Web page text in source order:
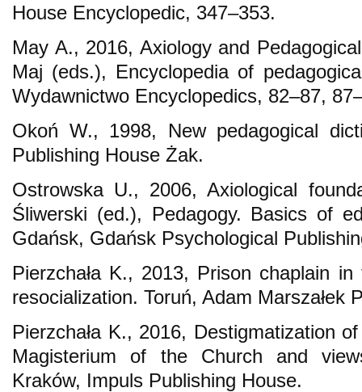
House Encyclopedic, 347–353.
May A., 2016, Axiology and
Maj (eds.), Encyclopedia of
Wydawnictwo Encyclopedics, 82–87,
Okoń W., 1998, New pedagogical
Publishing House Żak.
Ostrowska U., 2006, Axiological
Śliwerski (ed.), Pedagogy. Basics of
Gdańsk, Gdańsk Psychological
Pierzchała K., 2013, Prison chaplain
resocialization. Toruń, Adam Marszałek
Pierzchała K., 2016, Destigmatization
Magisterium of the Church and
Kraków, Impuls Publishing House.